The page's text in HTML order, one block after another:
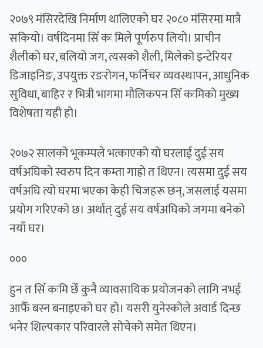
२०७९ मंसिरदेखि निर्माण थालिएको घर २०८० मंसिरमा मात्रै
सकियो। वर्षदिनमा सिँ कः मिले पूर्णरुप लियो। प्राचीन
शैलीको घर, बलियो जग, त्यसको शैली, मिलेको इन्टेरियर
डिजाइनिङ, उपयुक्त रङरोगन, फर्निचर व्यवस्थापन, आधुनिक
सुविधा, बाहिर र भित्री भागमा मौलिकपन सिँ कःमिको मुख्य
विशेषता यही हो।
२०७२ सालको भूकम्पले भत्काएको यो घरलाई दुई सय
वर्षअघिको स्वरुप दिन कम्ता गाह्रो त थिएन। त्यसमा दुई सय
वर्षअघि त्यो घरमा भएका केही चिजहरू छन्, जसलाई यसमा
प्रयोग गरिएको छ। अर्थात् दुई सय वर्षअघिको जगमा बनेको
नयाँ घर।
०००
हुन त सिँ कःमि छेँ कुनै व्यावसायिक प्रयोजनको लागि नभई
आफैँ बस्न बनाइएको घर हो। यसरी युनेस्कोले अवार्ड दिन्छ
भनेर शिल्पकार परिवारले सोचेको समेत थिएन।